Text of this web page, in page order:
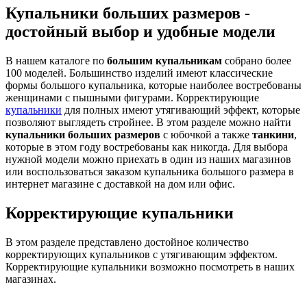
Купальники больших размеров -
достойный выбор и удобные модели
В нашем каталоге по большим купальникам собрано более
100 моделей. Большинство изделий имеют классические
формы большого купальника, которые наиболее востребованы
женщинами с пышными фигурами. Корректирующие
купальники для полных имеют утягивающий эффект, которые
позволяют выглядеть стройнее. В этом разделе можно найти
купальники больших размеров с юбочкой а также танкини,
которые в этом году востребованы как никогда. Для выбора
нужной модели можно приехать в один из наших магазинов
или воспользоваться заказом купальника большого размера в
интернет магазине с доставкой на дом или офис.
Корректирующие купальники
В этом разделе представлено достойное количество
корректирующих купальников с утягивающим эффектом.
Корректирующие купальники возможно посмотреть в наших
магазинах.